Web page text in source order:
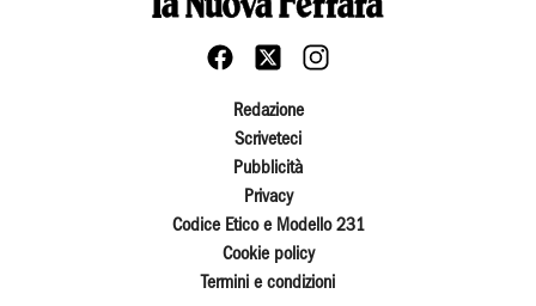
Redazione
Scriveteci
Pubblicità
Privacy
Codice Etico e Modello 231
Cookie policy
Termini e condizioni